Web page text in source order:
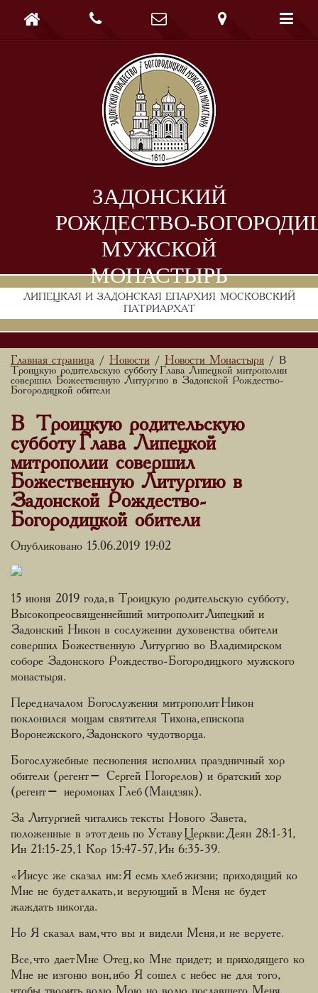
ЗАДОНСКИЙ
РОЖДЕСТВО-
МУЖСКОЙ
МОНАСТЫРЬ
ЛИПЕЦКАЯ И ЗАДОНСКАЯ ЕПАРХИЯ МОСКОВСКИЙ
ПАТРИАРХАТ
    
Главная страница / Новости / Новости Монастыря / В
Троицкую родительскую субботу Глава Липецкой митрополии
совершил Божественную Литургию в Задонской Рождество-
Богородицкой обители
В Троицкую родительскую
субботу Глава Липецкой
митрополии совершил
Божественную Литургию в
Задонской Рождество-
Богородицкой обители
Опубликовано 15.06.2019 19:02
15 июня 2019 года, в Троицкую родительскую субботу,
Высокопреосвященнейший митрополит Липецкий и
Задонский Никон в сослужении духовенства обители
совершил Божественную Литургию во Владимирском
соборе Задонского Рождество-Богородицкого мужского
монастыря.
Перед началом Богослужения митрополит Никон
поклонился мощам святителя Тихона, епископа
Воронежского, Задонского чудотворца.
Богослужебные песнопения исполнил праздничный хор
обители (регент – Сергей Погорелов) и братский хор
(регент – иеромонах Глеб (Мандзяк).
За Литургией читались тексты Нового Завета,
положенные в этот день по Уставу Церкви: Деян 28:1-31,
Ин 21:15-25, 1 Кор 15:47-57, Ин 6:35-39.
«Иисус же сказал им: Я есмь хлеб жизни; приходящий ко
Мне не будет алкать, и верующий в Меня не будет
жаждать никогда.
Но Я сказал вам, что вы и видели Меня, и не веруете.
Все, что дает Мне Отец, ко Мне придет; и приходящего ко
Мне не изгоню вон, ибо Я сошел с небес не для того,